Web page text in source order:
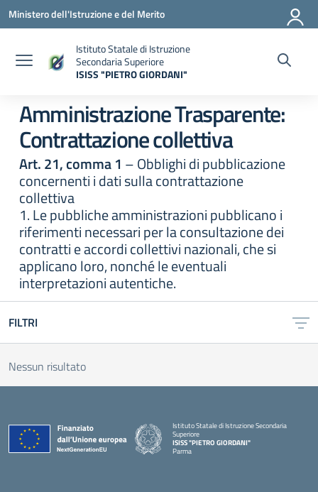
Vai ai contenuti
Vai al menu di navigazione
Vai al footer
Ministero dell'Istruzione e del Merito
Istituto Statale di Istruzione
Secondaria Superiore
ISISS "PIETRO GIORDANI"
Amministrazione Trasparente:
Contrattazione collettiva
Art. 21, comma 1 – Obblighi di pubblicazione
concernenti i dati sulla contrattazione
collettiva
1. Le pubbliche amministrazioni pubblicano i
riferimenti necessari per la consultazione dei
contratti e accordi collettivi nazionali, che si
applicano loro, nonché le eventuali
interpretazioni autentiche.
FILTRI
Nessun risultato
Istituto Statale di Istruzione Secondaria
Superiore
ISISS "PIETRO GIORDANI"
Parma